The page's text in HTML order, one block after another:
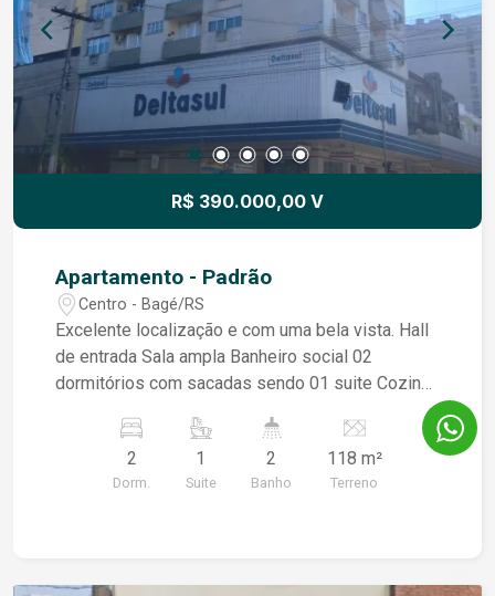
R$ 390.000,00 V
Apartamento - Padrão
Centro - Bagé/RS
Excelente localização e com uma bela vista. Hall
de entrada Sala ampla Banheiro social 02
dormitórios com sacadas sendo 01 suite Cozinha
rebaixado em gesso e iluminação Elevador
2
Dorm.
1
Suite
2
Banho
118 m²
Terreno